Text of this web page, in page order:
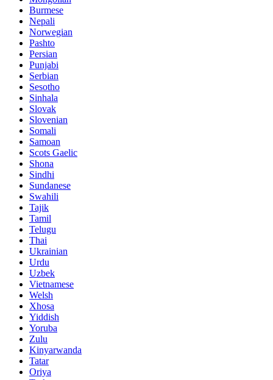
Burmese
Nepali
Norwegian
Pashto
Persian
Punjabi
Serbian
Sesotho
Sinhala
Slovak
Slovenian
Somali
Samoan
Scots Gaelic
Shona
Sindhi
Sundanese
Swahili
Tajik
Tamil
Telugu
Thai
Ukrainian
Urdu
Uzbek
Vietnamese
Welsh
Xhosa
Yiddish
Yoruba
Zulu
Kinyarwanda
Tatar
Oriya